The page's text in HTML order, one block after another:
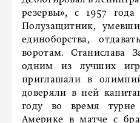
резервы», с 1957 года
Полузащитник,
единоборства,
воротам. Станислава
одним из лучших
приглашали в
доверяли в ней
году во время
Америке в матче с